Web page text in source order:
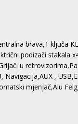
brava,1 ključa
podizači stakala
u
,
mjenjač,Alu